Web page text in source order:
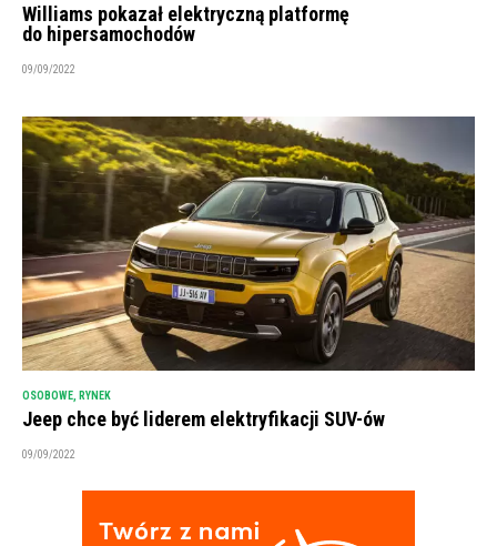
Williams pokazał elektryczną platformę
do hipersamochodów
09/09/2022
OSOBOWE RYNEK
Jeep chce być liderem elektryfikacji SUV-ów
09/09/2022